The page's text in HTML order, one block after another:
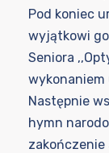
Pod koniec
wyjątkowi
Seniora
wykonaniem
Następnie
hymn
zakończenie